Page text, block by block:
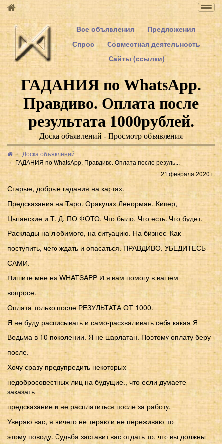
Все объявления
Предложения
Спрос
Совместная деятельность
Сайты (ссылки)
ГАДАНИЯ по WhatsApp.
Правдиво. Оплата после
результата 1000рублей.
Доска объявлений - Просмотр объявления
Доска объявлений
ГАДАНИЯ по WhatsApp. Правдиво. Оплата после резуль...
21 февраля 2020 г.
Старые, добрые гадания на картах.
Предсказания на Таро. Оракулах Ленорман, Кипер,
Цыганские и Т. Д. ПО ФОТО. Что было. Что есть. Что будет.
Расклады на любимого, на ситуацию. На бизнес. Как
поступить, чего ждать и опасаться. ПРАВДИВО. УБЕДИТЕСЬ
САМИ.
Пишите мне на WHATSAPP И я вам помогу в вашем
вопросе.
Оплата только после РЕЗУЛЬТАТА ОТ 1000.
Я не буду расписывать и само-расхваливать себя какая Я
Ведьма в 10 поколении. Я не шарлатан. Поэтому оплату беру
после.
Хочу сразу предупредить некоторых
недобросовестных лиц на будущие., что если думаете
заказать
предсказание и не расплатиться после за работу.
Уверяю вас, я ничего не теряю и не переживаю по
этому поводу. Судьба заставит вас отдать то, что вы должны